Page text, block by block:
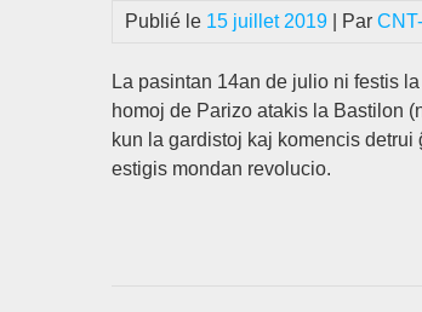
Publié le 15 juillet 2019 | Par
La pasintan 14an de julio ni festis
homoj de Parizo atakis la Bastilon
kun la gardistoj kaj komencis
estigis mondan revolucio.